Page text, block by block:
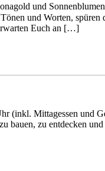
und
und Worten,
Euch an […]
(inkl. Mittagessen und
bauen, zu entdecken